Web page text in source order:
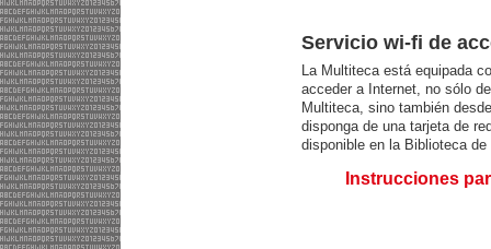
Servicio wi-fi de
La Multiteca está equipada
acceder a Internet, no sólo
Multiteca, sino también
disponga de una tarjeta de
disponible en la Biblioteca
Instrucciones